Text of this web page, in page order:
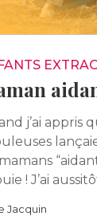
j’ai appris
! J’ai
Jacquin